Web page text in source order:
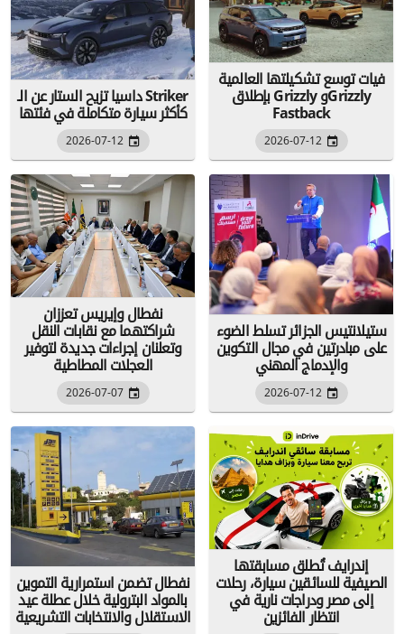
فيات توسع تشكيلتها العالمية
بإطلاق Grizzly وGrizzly
Fastback
2026-07-12
داسيا تزيح الستار عن الـ Striker
كأكثر سيارة متكاملة في فئتها
2026-07-12
ستيلانتيس الجزائر تسلط الضوء
على مبادرتين في مجال التكوين
والإدماج المهني
2026-07-12
نفطال وإيريس تعززان
شراكتهما مع نقابات النقل
وتعلنان إجراءات جديدة لتوفير
العجلات المطاطية
2026-07-07
إندرايف تُطلق مسابقتها
الصيفية للسائقين سيارة، رحلات
إلى مصر ودراجات نارية في
انتظار الفائزين
نفطال تضمن استمرارية التموين
بالمواد البترولية خلال عطلة عيد
الاستقلال والانتخابات التشريعية